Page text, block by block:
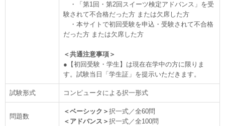
・「第1回・第2回スイーツ検定アドバンス」を受
験されて不合格だった方 または欠席した方
・本サイトで初回受験を申込・受験されて不合格
だった方 または欠席した方
＜共通注意事項＞
●【初回受験・学生】は現在在学中の方に限りま
す。試験当日「学生証」を提示いただきます。
試験形式 コンピュータによる択一形式
問題数
＜ベーシック＞ 択一式／全60問
＜アドバンス＞ 択一式／全100問